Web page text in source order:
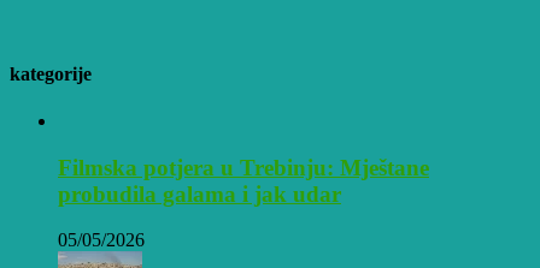
kategorije
Filmska potjera u Trebinju: Mještane
probudila galama i jak udar
05/05/2026